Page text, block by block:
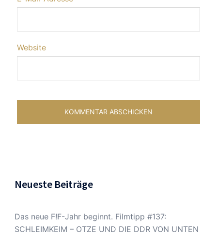
Website
Neueste Beiträge
Das neue F!F-Jahr beginnt. Filmtipp #137:
SCHLEIMKEIM – OTZE UND DIE DDR VON UNTEN